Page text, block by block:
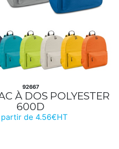
92667
À DOS POLYESTER
600D
de 4.56€HT